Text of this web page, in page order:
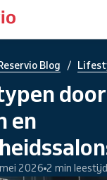
Blog /
en
2026 2 min leestijd